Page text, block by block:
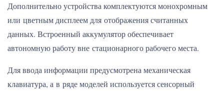
Дополнительно устройства комплектуются монохромным
или цветным дисплеем для отображения считанных
данных. Встроенный аккумулятор обеспечивает
автономную работу вне стационарного рабочего места.
Для ввода информации предусмотрена механическая
клавиатура, а в ряде моделей используется сенсорный